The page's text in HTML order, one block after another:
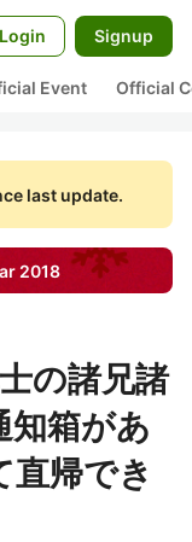
Login Signup
Event Official
last update.
2018
の諸兄諸
知箱があ
直帰でき